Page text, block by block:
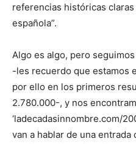
referencias históricas
española”.
Algo es algo, pero
-les recuerdo que estamos
por ello en los primeros
2.780.000-, y nos
‘ladecadasinnombre.com/
van a hablar de una